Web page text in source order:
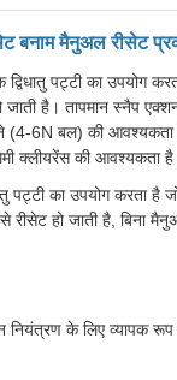
बनाम मैनुअल रीसेट
द्विधातु पट्टी का उपयोग
है। तापमान स्नैप
(4-6N बल) की आवश्यकता
क्लीयरेंस की आवश्यकता
पट्टी का उपयोग करता है
रीसेट हो जाती है, बिना
नियंत्रण के लिए व्यापक